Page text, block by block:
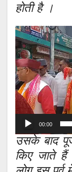
होती है ।
Video
Player
00:00
उसके बाद
किए जाते